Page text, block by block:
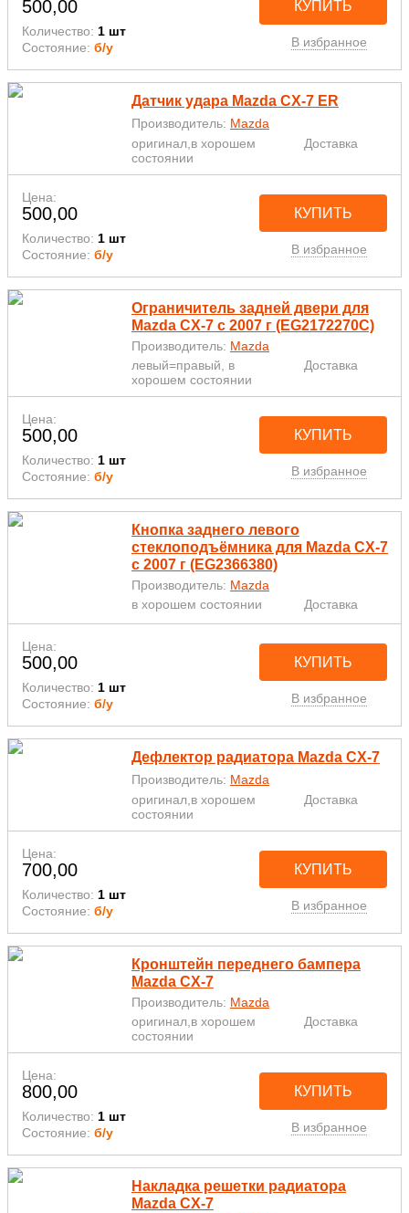
500,00
Количество: 1 шт
Состояние: б/у
КУПИТЬ
В избранное
Датчик удара Mazda CX-7 ER
Производитель: Mazda
оригинал,в хорошем
состоянии
Доставка
Цена:
500,00
Количество: 1 шт
Состояние: б/у
КУПИТЬ
В избранное
Ограничитель задней двери для
Mazda CX-7 с 2007 г (EG2172270C)
Производитель: Mazda
левый=правый, в
хорошем состоянии
Доставка
Цена:
500,00
Количество: 1 шт
Состояние: б/у
КУПИТЬ
В избранное
Кнопка заднего левого
стеклоподъёмника для Mazda CX-7
с 2007 г (EG2366380)
Производитель: Mazda
в хорошем состоянии
Доставка
Цена:
500,00
Количество: 1 шт
Состояние: б/у
КУПИТЬ
В избранное
Дефлектор радиатора Mazda CX-7
Производитель: Mazda
оригинал,в хорошем
состоянии
Доставка
Цена:
700,00
Количество: 1 шт
Состояние: б/у
КУПИТЬ
В избранное
Кронштейн переднего бампера
Mazda CX-7
Производитель: Mazda
оригинал,в хорошем
состоянии
Доставка
Цена:
800,00
Количество: 1 шт
Состояние: б/у
КУПИТЬ
В избранное
Накладка решетки радиатора
Mazda CX-7